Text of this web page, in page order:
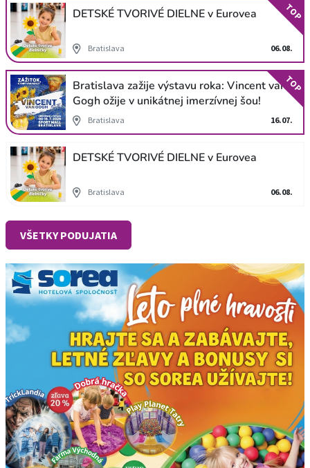
DETSKÉ TVORIVÉ DIELNE v Eurovea
Bratislava 06.08.
TOP
Bratislava zažije výstavu roka: Vincent van
Gogh ožije v unikátnej imerzívnej šou!
Bratislava 16.07.
TOP
DETSKÉ TVORIVÉ DIELNE v Eurovea
Bratislava 06.08.
VŠETKY PODUJATIA